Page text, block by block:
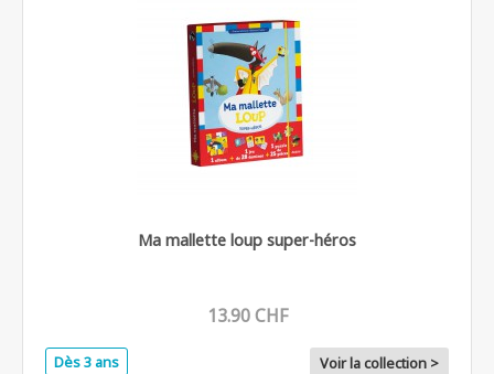
Ma mallette loup super-héros
13.90 CHF
Dès 3 ans Voir la collection >